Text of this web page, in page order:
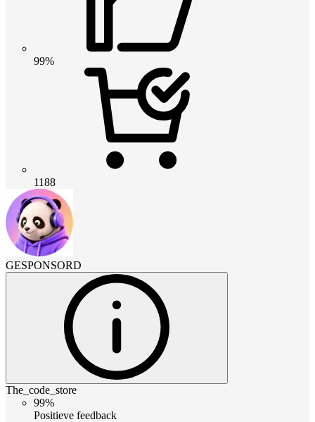
99%
1188
GESPONSORD
The_code_store
99%
Positieve feedback